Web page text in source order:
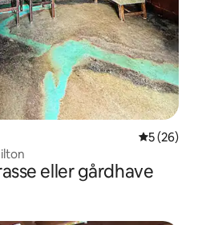
5 ud af 5 i
5 (26)
eller gårdhave